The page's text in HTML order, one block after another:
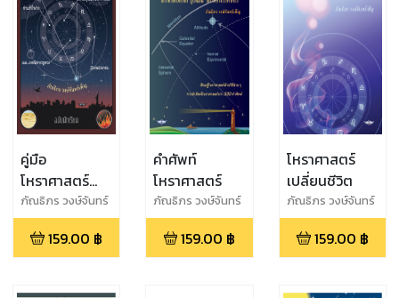
คู่มือ
โหราศาสตร์
สากลและยูเร
เนียน เล่ม 1
ภัณธิภร วงษ์จันทร์
เพ็ญ
159.00 ฿
คำศัพท์
โหราศาสตร์
ภัณธิภร วงษ์จันทร์
เพ็ญ
159.00 ฿
โหราศาสตร์
เปลี่ยนชีวิต
ภัณธิภร วงษ์จันทร์
เพ็ญ
159.00 ฿